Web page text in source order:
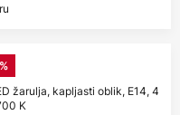
žarulja, kapljasti oblik, E14, 4
K